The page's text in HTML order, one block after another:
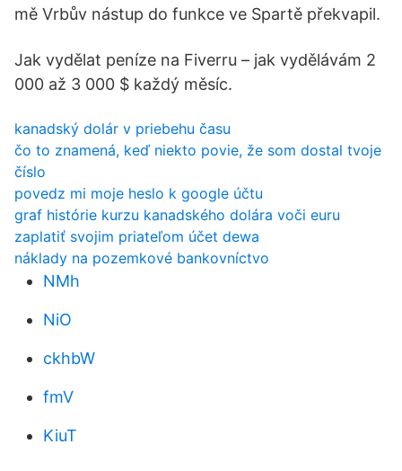
mě Vrbův nástup do funkce ve Spartě překvapil.
Jak vydělat peníze na Fiverru – jak vydělávám 2
000 až 3 000 $ každý měsíc.
kanadský dolár v priebehu času
čo to znamená, keď niekto povie, že som dostal tvoje
číslo
povedz mi moje heslo k google účtu
graf histórie kurzu kanadského dolára voči euru
zaplatiť svojim priateľom účet dewa
náklady na pozemkové bankovníctvo
NMh
NiO
ckhbW
fmV
KiuT